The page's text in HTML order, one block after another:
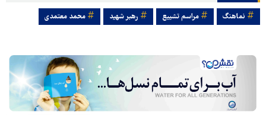
نماهنگ مراسم تشییع رهبر شهید محمد معتمدی